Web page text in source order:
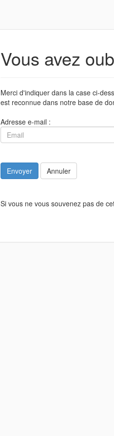
Vous avez
Merci d'indiquer dans la case ci-
est reconnue dans notre base de
Adresse e-mail :
Envoyer Annuler
Si vous ne vous souvenez pas de